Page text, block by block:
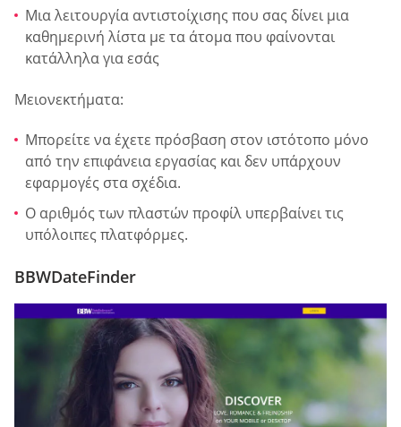
Μια λειτουργία αντιστοίχισης που σας δίνει μια
καθημερινή λίστα με τα άτομα που φαίνονται
κατάλληλα για εσάς
Μειονεκτήματα:
Μπορείτε να έχετε πρόσβαση στον ιστότοπο μόνο
από την επιφάνεια εργασίας και δεν υπάρχουν
εφαρμογές στα σχέδια.
Ο αριθμός των πλαστών προφίλ υπερβαίνει τις
υπόλοιπες πλατφόρμες.
BBWDateFinder